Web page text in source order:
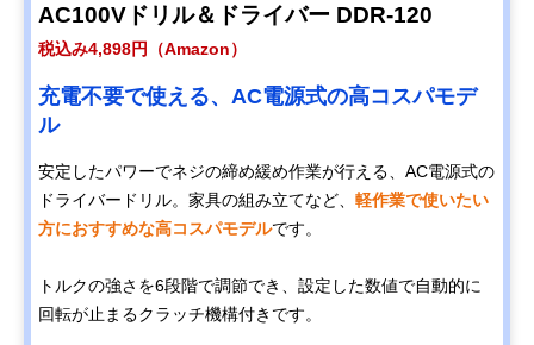
AC100Vドリル＆ドライバー DDR-120
税込み4,898円（Amazon）
充電不要で使える、AC電源式の高コスパモデ
ル
安定したパワーでネジの締め緩め作業が行える、AC電源式の
ドライバードリル。家具の組み立てなど、 軽作業で使いたい
方におすすめな高コスパモデルです。
トルクの強さを6段階で調節でき、設定した数値で自動的に
回転が止まるクラッチ機構付きです。